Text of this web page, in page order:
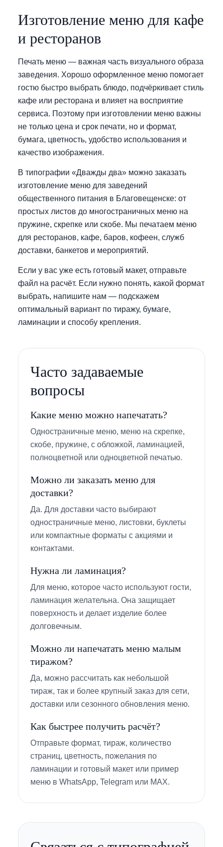
Изготовление меню для кафе
и ресторанов
Печать меню — важная часть визуального образа
заведения. Хорошо оформленное меню помогает
гостю быстро выбрать блюдо, подчёркивает стиль
кафе или ресторана и влияет на восприятие
сервиса. Поэтому при изготовлении меню важны
не только цена и срок печати, но и формат,
бумага, цветность, удобство использования и
качество изображения.
В типографии «Дважды два» можно заказать
изготовление меню для заведений
общественного питания в Благовещенске: от
простых листов до многостраничных меню на
пружине, скрепке или скобе. Мы печатаем меню
для ресторанов, кафе, баров, кофеен, служб
доставки, банкетов и мероприятий.
Если у вас уже есть готовый макет, отправьте
файл на расчёт. Если нужно понять, какой формат
выбрать, напишите нам — подскажем
оптимальный вариант по тиражу, бумаге,
ламинации и способу крепления.
Часто задаваемые
вопросы
Какие меню можно напечатать?
Одностраничные меню, меню на скрепке,
скобе, пружине, с обложкой, ламинацией,
полноцветной или одноцветной печатью.
Можно ли заказать меню для
доставки?
Да. Для доставки часто выбирают
одностраничные меню, листовки, буклеты
или компактные форматы с акциями и
контактами.
Нужна ли ламинация?
Для меню, которое часто используют гости,
ламинация желательна. Она защищает
поверхность и делает изделие более
долговечным.
Можно ли напечатать меню малым
тиражом?
Да, можно рассчитать как небольшой
тираж, так и более крупный заказ для сети,
доставки или сезонного обновления меню.
Как быстрее получить расчёт?
Отправьте формат, тираж, количество
страниц, цветность, пожелания по
ламинации и готовый макет или пример
меню в WhatsApp, Telegram или MAX.